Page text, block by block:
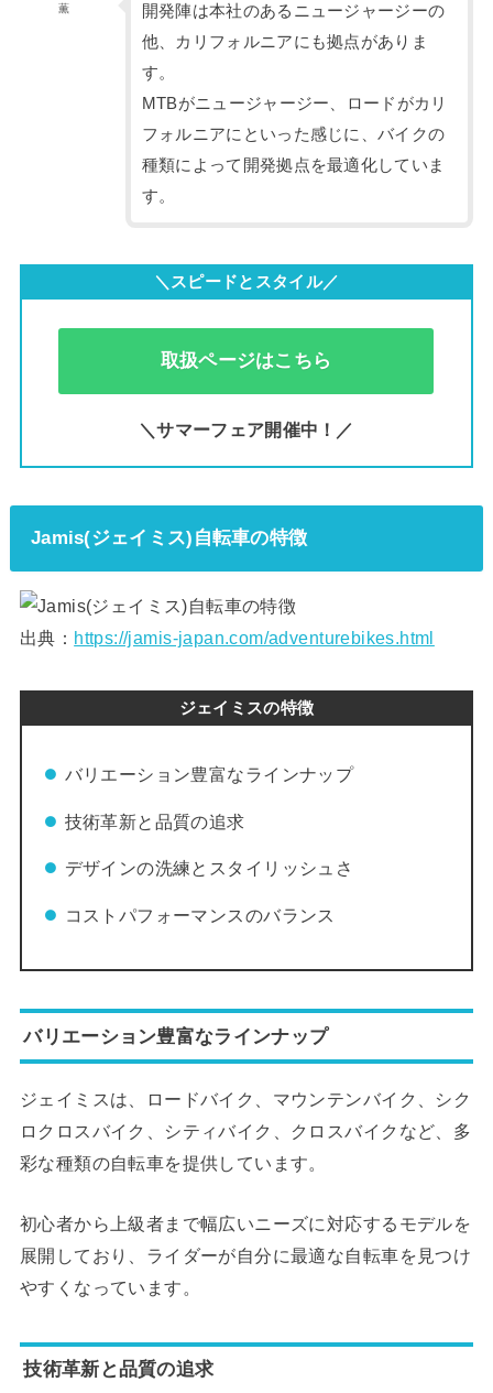
薫
開発陣は本社のあるニュージャージーの
他、カリフォルニアにも拠点がありま
す。
MTBがニュージャージー、ロードがカリ
フォルニアにといった感じに、バイクの
種類によって開発拠点を最適化していま
す。
＼スピードとスタイル／
取扱ページはこちら
＼サマーフェア開催中！／
Jamis(ジェイミス)自転車の特徴
出典： https://jamis-japan.com/adventurebikes.html
ジェイミスの特徴
バリエーション豊富なラインナップ
技術革新と品質の追求
デザインの洗練とスタイリッシュさ
コストパフォーマンスのバランス
バリエーション豊富なラインナップ
ジェイミスは、ロードバイク、マウンテンバイク、シク
ロクロスバイク、シティバイク、クロスバイクなど、多
彩な種類の自転車を提供しています。
初心者から上級者まで幅広いニーズに対応するモデルを
展開しており、ライダーが自分に最適な自転車を見つけ
やすくなっています。
技術革新と品質の追求